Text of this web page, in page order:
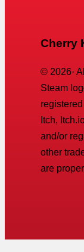
Cherry
© 2026·
Steam
Itch,
and/or
other
are